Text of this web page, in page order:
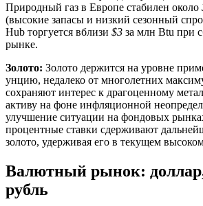
Природный газ в Европе стабилен около
(высокие запасы и низкий сезонный
Hub торгуется вблизи $3 за млн Btu при
рынке.
Золото: Золото держится на уровне
унцию, недалеко от многолетних
сохраняют интерес к драгоценному
активу на фоне инфляционной
улучшение ситуации на фондовых
процентные ставки сдерживают
золото, удерживая его в текущем
Валютный рынок:
рубль